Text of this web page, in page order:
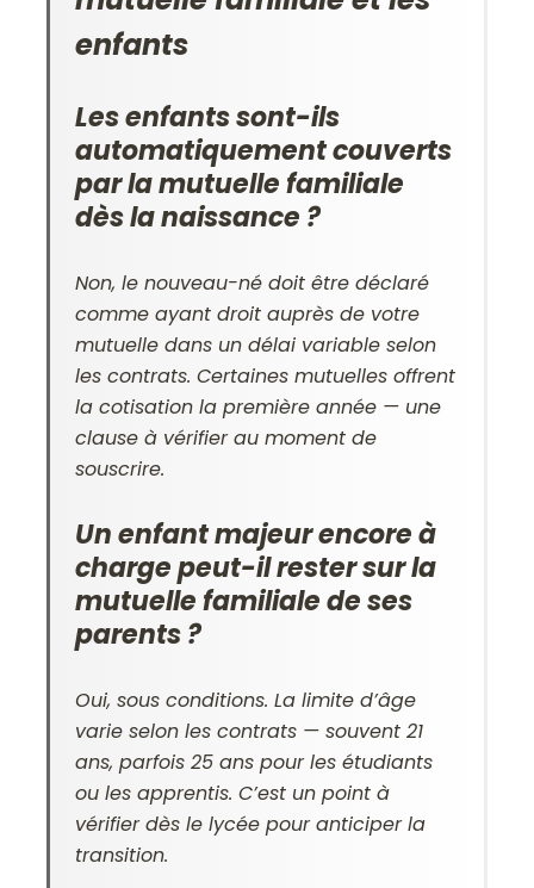
enfants
Les enfants sont-ils
automatiquement couverts
par la mutuelle familiale
dès la naissance ?
Non, le nouveau-né doit être déclaré
comme ayant droit auprès de votre
mutuelle dans un délai variable selon
les contrats. Certaines mutuelles offrent
la cotisation la première année — une
clause à vérifier au moment de
souscrire.
Un enfant majeur encore à
charge peut-il rester sur la
mutuelle familiale de ses
parents ?
Oui, sous conditions. La limite d’âge
varie selon les contrats — souvent 21
ans, parfois 25 ans pour les étudiants
ou les apprentis. C’est un point à
vérifier dès le lycée pour anticiper la
transition.